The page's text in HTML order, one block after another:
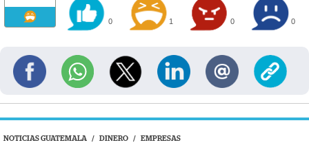
0 1 0 0
NOTICIAS GUATEMALA / DINERO / EMPRESAS